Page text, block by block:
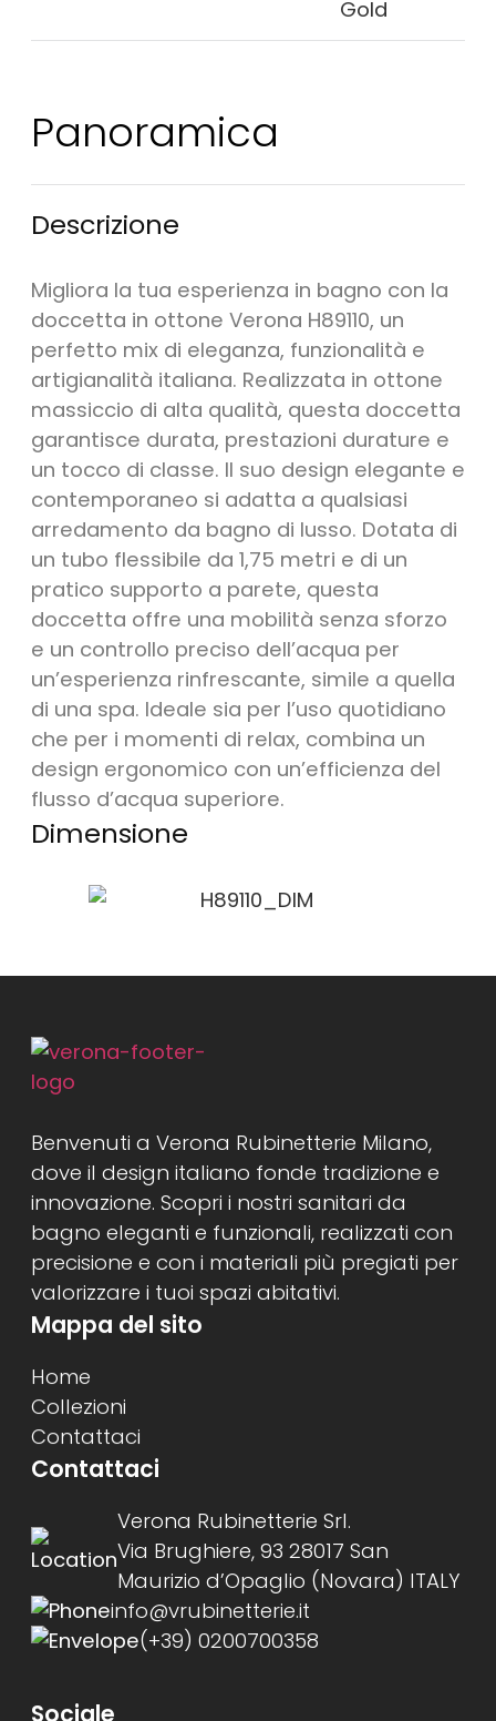
Panoramica
Descrizione
Migliora la tua esperienza in bagno con la
doccetta in ottone Verona H89110, un
perfetto mix di eleganza, funzionalità e
artigianalità italiana. Realizzata in ottone
massiccio di alta qualità, questa doccetta
garantisce durata, prestazioni durature e
un tocco di classe. Il suo design elegante e
contemporaneo si adatta a qualsiasi
arredamento da bagno di lusso. Dotata di
un tubo flessibile da 1,75 metri e di un
pratico supporto a parete, questa
doccetta offre una mobilità senza sforzo
e un controllo preciso dell’acqua per
un’esperienza rinfrescante, simile a quella
di una spa. Ideale sia per l’uso quotidiano
che per i momenti di relax, combina un
design ergonomico con un’efficienza del
flusso d’acqua superiore.
Dimensione
Benvenuti a Verona Rubinetterie Milano,
dove il design italiano fonde tradizione e
innovazione. Scopri i nostri sanitari da
bagno eleganti e funzionali, realizzati con
precisione e con i materiali più pregiati per
valorizzare i tuoi spazi abitativi.
Mappa del sito
Home
Collezioni
Contattaci
Contattaci
Verona Rubinetterie Srl.
Via Brughiere, 93 28017 San
Maurizio d’Opaglio (Novara) ITALY
info@vrubinetterie.it
(+39) 0200700358
Sociale